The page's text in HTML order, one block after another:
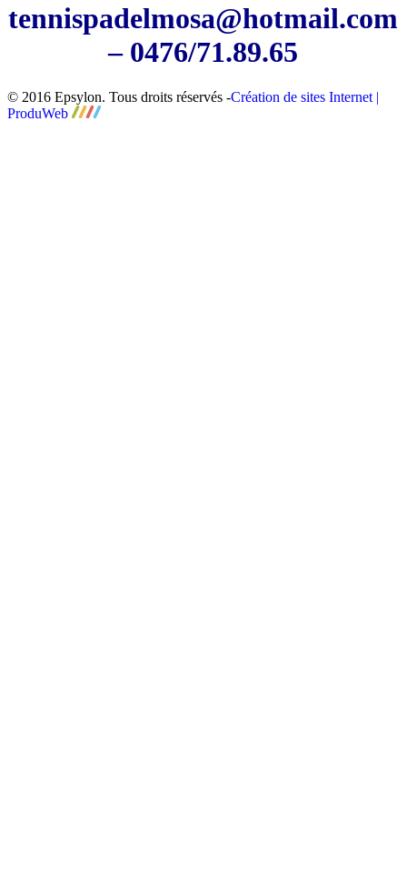
tennispadelmosa@hotmail.com
– 0476/71.89.65
© 2016 Epsylon. Tous droits réservés -Création de sites Internet |
ProduWeb